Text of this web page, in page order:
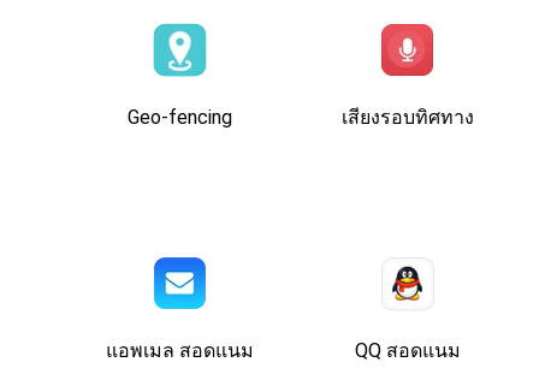
Geo-fencing เสียงรอบทิศทาง
แอพเมล สอดแนม QQ สอดแนม